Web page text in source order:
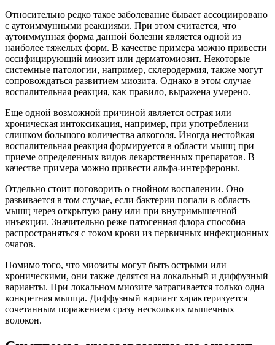
Относительно редко такое заболевание бывает ассоциировано
с аутоиммунными реакциями. При этом считается, что
аутоиммунная форма данной болезни является одной из
наиболее тяжелых форм. В качестве примера можно привести
оссифицирующий миозит или дерматомиозит. Некоторые
системные патологии, например, склеродермия, также могут
сопровождаться развитием миозита. Однако в этом случае
воспалительная реакция, как правило, выражена умерено.
Еще одной возможной причиной является острая или
хроническая интоксикация, например, при употреблении
слишком большого количества алкоголя. Иногда нестойкая
воспалительная реакция формируется в области мышц при
приеме определенных видов лекарственных препаратов. В
качестве примера можно привести альфа-интерфероны.
Отдельно стоит поговорить о гнойном воспалении. Оно
развивается в том случае, если бактерии попали в область
мышц через открытую рану или при внутримышечной
инъекции. Значительно реже патогенная флора способна
распространяться с током крови из первичных инфекционных
очагов.
Помимо того, что миозиты могут быть острыми или
хроническими, они также делятся на локальный и диффузный
варианты. При локальном миозите затрагивается только одна
конкретная мышца. Диффузный вариант характеризуется
сочетанным поражением сразу нескольких мышечных
волокон.